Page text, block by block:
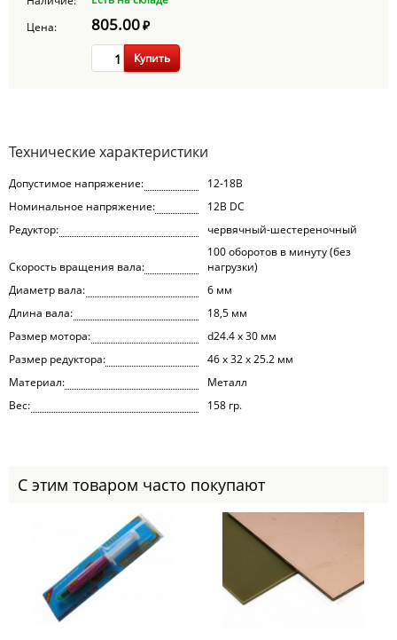
Цена:
805.00₽
Купить
Технические характеристики
Допустимое напряжение:
12-18В
Номинальное напряжение:
12В DC
Редуктор:
червячный-шестереночный
Скорость вращения вала:
100 оборотов в минуту (без
нагрузки)
Диаметр вала:
6 мм
Длина вала:
18,5 мм
Размер мотора:
d24.4 х 30 мм
Размер редуктора:
46 х 32 х 25.2 мм
Материал:
Металл
Вес:
158 гр.
С этим товаром часто покупают